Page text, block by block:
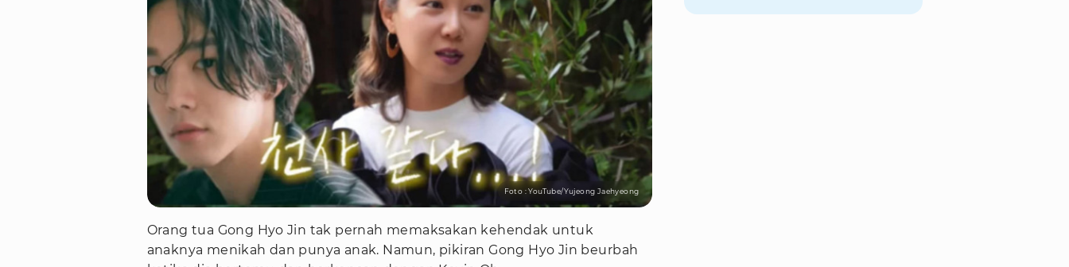
Foto : YouTube/Yujeong Jaehyeong
Orang tua Gong Hyo Jin tak pernah memaksakan kehendak untuk
anaknya menikah dan punya anak. Namun, pikiran Gong Hyo Jin beurbah